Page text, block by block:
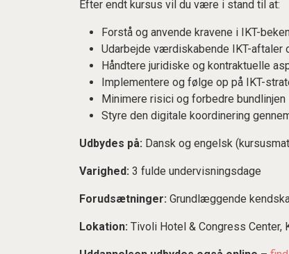
Efter endt kursus vil du være i stand til at:
Forstå og anvende kravene i IKT-
Udarbejde værdiskabende IKT-aftaler
Håndtere juridiske og kontraktuelle
Implementere og følge op på IKT-
Minimere risici og forbedre
Styre den digitale koordinering
Udbydes på: Dansk og engelsk
Varighed: 3 fulde undervisningsdage
Forudsætninger: Grundlæggende
Lokation: Tivoli Hotel & Congress Center,